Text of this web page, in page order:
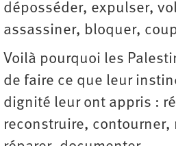
déposséder, expulser,
assassiner, bloquer,
Voilà pourquoi les
de faire ce que leur
dignité leur ont appris :
reconstruire,